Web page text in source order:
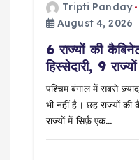
Tripti Panday
August 4, 2026
6 राज्यों की
हिस्सेदारी, 9
पश्चिम बंगाल में सबसे
भी नहीं है। छह राज्यों की
राज्यों में सिर्फ़ एक…